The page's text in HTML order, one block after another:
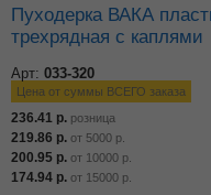
Пуходерка ВАКА пластмассовая для кошек и собак
трехрядная с каплями
Арт: 033-320
Цена от суммы ВСЕГО заказа
236.41 р. розница
219.86 р. от 5000 р.
200.95 р. от 10000 р.
174.94 р. от 15000 р.